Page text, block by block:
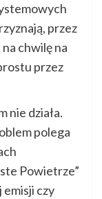
przez
chwilę na
przez
nie działa.
polega
Powietrze”
emisji czy